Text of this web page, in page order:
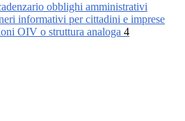
obblighi amministrativi
informativi per cittadini e imprese
OIV o struttura analoga 4